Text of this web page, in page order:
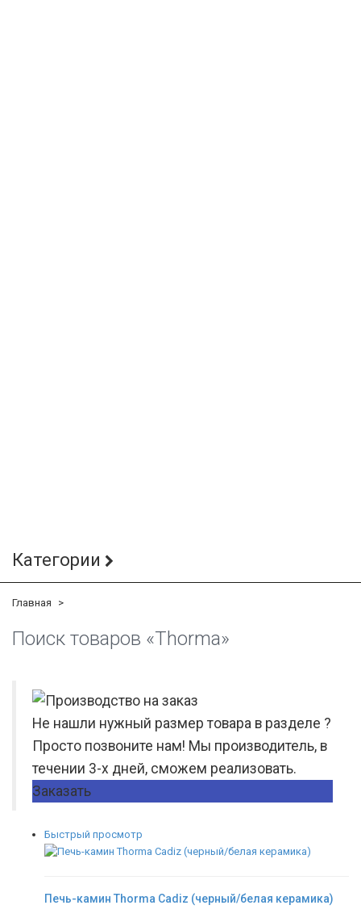
Категории
Главная
Поиск товаров «Thorma»
Не нашли нужный размер товара в разделе ?
Просто позвоните нам! Мы производитель, в
течении 3-х дней, сможем реализовать.
Заказать
Быстрый просмотр
Печь-камин Thorma Cadiz (черный/белая керамика)